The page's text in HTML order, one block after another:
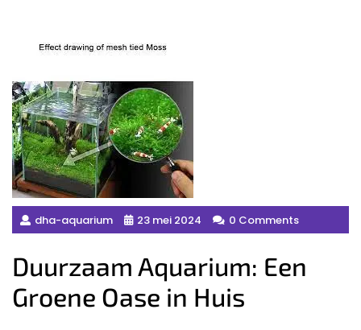
dha-aquarium 23 mei 2024 0 Comments
Duurzaam Aquarium: Een
Groene Oase in Huis